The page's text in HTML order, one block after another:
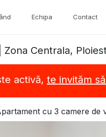
Echipa Contact
Centrala,
activă, te invităm
cu 3 camere de